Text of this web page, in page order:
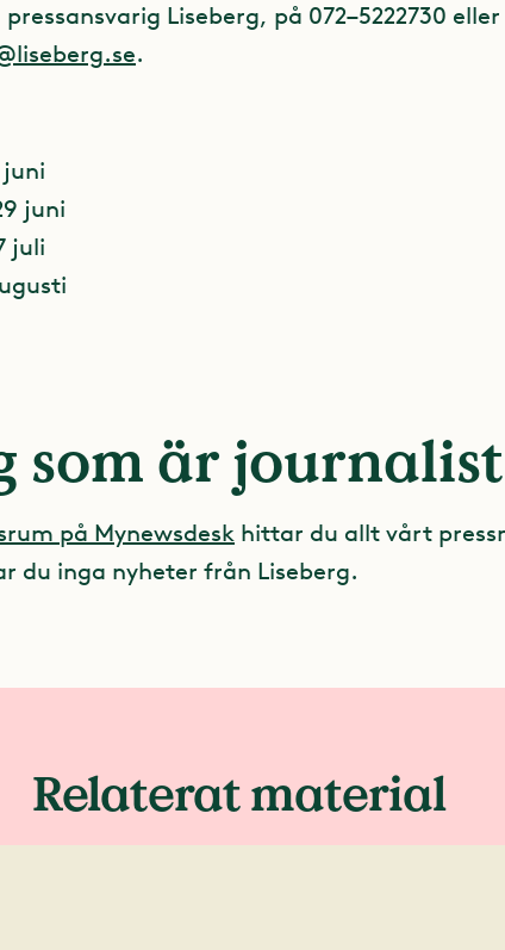
Liseberg, på 072–5222730 eller
.
juni
juni
juli
som är journalist
på Mynewsdesk hittar du allt vårt
du inga nyheter från Liseberg.
Relaterat material